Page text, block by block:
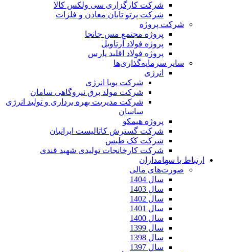
شرکت کارگزاری سی ولکس کالا
شرکت پرتو تابان معادن و فلزات
شرکت پروژه
پروژه مجتمع مس جانجا
پروژه فولاد آرتاویل
پروژه فولاد اقلید پارس
سایر سرمایه‌گذاری‌ها
انرژی
شرکت پویا انرژی
شرکت مولد برق نیروگاهی سامان
شرکت مدیریت بهره برداری و تولید انرژی
ساسان
پروژه هیمکو
شرکت گسترش کاتالیست ایرانیان
شرکت کک طبس
شرکت کارخانجات تولیدی شهید قندی
ارتباط با سهامداران
صورت‌های مالی
سال 1404
سال 1403
سال 1402
سال 1401
سال 1400
سال 1399
سال 1398
سال 1397